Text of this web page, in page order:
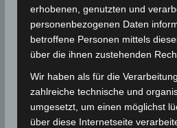
erhobenen, genutzten und
personenbezogenen Daten
betroffene Personen mittels
über die ihnen zustehenden
Wir haben als für die
zahlreiche technische und
umgesetzt, um einen möglichst
über diese Internetseite